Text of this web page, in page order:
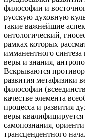
философии и
русскую духовную
такие важнейшие
онтологический,
рамках которых
имманентного
веры и знания,
Вскрываются
развития метафизики
философии
качестве элемента
процесса и развития
веры
самопознания,
трансцендентного